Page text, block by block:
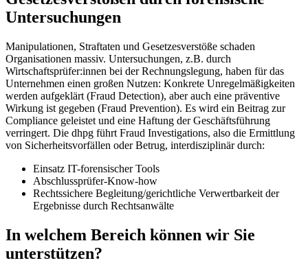
Untersuchungen
Manipulationen, Straftaten und Gesetzesverstöße schaden
Organisationen massiv. Untersuchungen, z.B. durch
Wirtschaftsprüfer:innen bei der Rechnungslegung, haben für das
Unternehmen einen großen Nutzen: Konkrete Unregelmäßigkeiten
werden aufgeklärt (Fraud Detection), aber auch eine präventive
Wirkung ist gegeben (Fraud Prevention). Es wird ein Beitrag zur
Compliance geleistet und eine Haftung der Geschäftsführung
verringert. Die dhpg führt Fraud Investigations, also die Ermittlung
von Sicherheitsvorfällen oder Betrug, interdisziplinär durch:
Einsatz IT-forensischer Tools
Abschlussprüfer-Know-how
Rechtssichere Begleitung/gerichtliche Verwertbarkeit der
Ergebnisse durch Rechtsanwälte
In welchem Bereich können wir Sie
unterstützen?